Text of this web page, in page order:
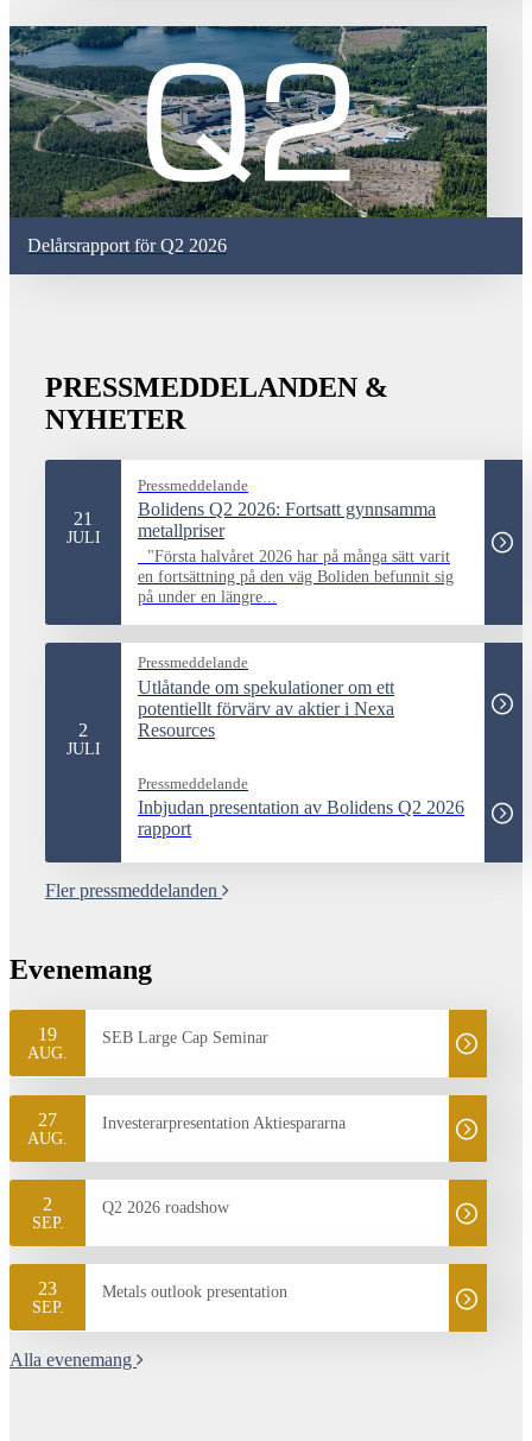
Delårsrapport för Q2 2026
PRESSMEDDELANDEN &
NYHETER
21
JULI
Pressmeddelande
Bolidens Q2 2026: Fortsatt gynnsamma
metallpriser
"Första halvåret 2026 har på många sätt varit
en fortsättning på den väg Boliden befunnit sig
på under en längre...
2
JULI
Pressmeddelande
Utlåtande om spekulationer om ett
potentiellt förvärv av aktier i Nexa
Resources
Pressmeddelande
Inbjudan presentation av Bolidens Q2 2026
rapport
Fler pressmeddelanden
Evenemang
19
AUG.
SEB Large Cap Seminar
27
AUG.
Investerarpresentation Aktiespararna
2
SEP.
Q2 2026 roadshow
23
SEP.
Metals outlook presentation
Alla evenemang